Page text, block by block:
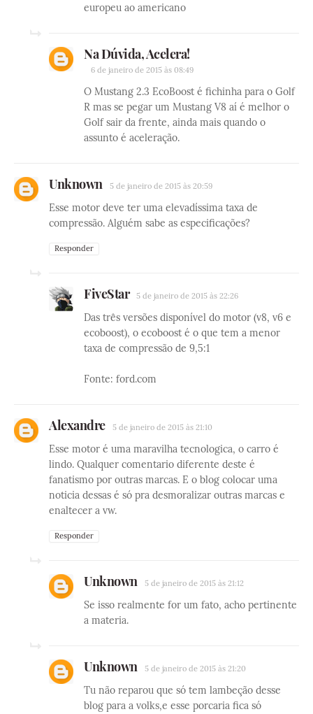
europeu ao americano
Na Dúvida, Acelera!
6 de janeiro de 2015 às 08:49
O Mustang 2.3 EcoBoost é fichinha para o Golf
R mas se pegar um Mustang V8 aí é melhor o
Golf sair da frente, ainda mais quando o
assunto é aceleração.
Unknown 5 de janeiro de 2015 às 20:59
Esse motor deve ter uma elevadíssima taxa de
compressão. Alguém sabe as especificações?
Responder
FiveStar 5 de janeiro de 2015 às 22:26
Das três versões disponível do motor (v8, v6 e
ecoboost), o ecoboost é o que tem a menor
taxa de compressão de 9,5:1
Fonte: ford.com
Alexandre 5 de janeiro de 2015 às 21:10
Esse motor é uma maravilha tecnologica, o carro é
lindo. Qualquer comentario diferente deste é
fanatismo por outras marcas. E o blog colocar uma
noticia dessas é só pra desmoralizar outras marcas e
enaltecer a vw.
Responder
Unknown 5 de janeiro de 2015 às 21:12
Se isso realmente for um fato, acho pertinente
a materia.
Unknown 5 de janeiro de 2015 às 21:20
Tu não reparou que só tem lambeção desse
blog para a volks,e esse porcaria fica só